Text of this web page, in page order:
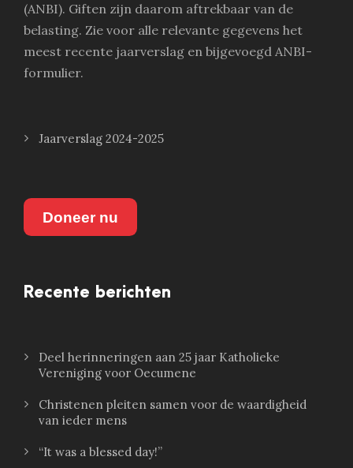
(ANBI). Giften zijn daarom aftrekbaar van de
belasting. Zie voor alle relevante gegevens het
meest recente jaarverslag en bijgevoegd ANBI-
formulier.
Jaarverslag 2024-2025
Doneer nu
Recente berichten
Deel herinneringen aan 25 jaar Katholieke
Vereniging voor Oecumene
Christenen pleiten samen voor de waardigheid
van ieder mens
“It was a blessed day!”